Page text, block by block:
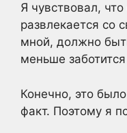
Я чувствовал,
развлекается со
мной, должно
меньше
Конечно, это
факт. Поэтому я